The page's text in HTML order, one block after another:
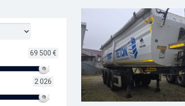
69 500 €
2 026